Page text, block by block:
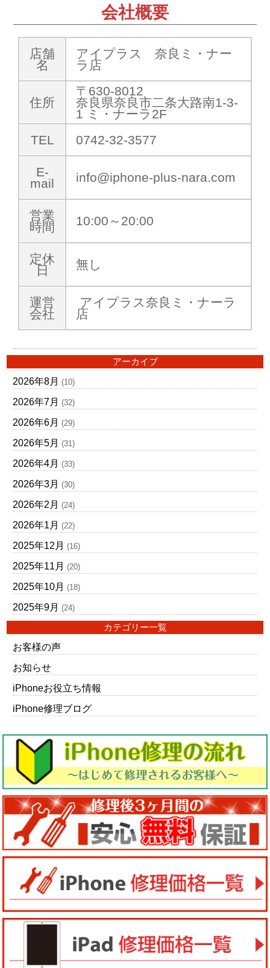
会社概要
店舗
名
アイプラス 奈良ミ・ナー
ラ店
住所
〒630-8012
奈良県奈良市二条大路南1-3-
1 ミ・ナーラ2F
TEL
0742-32-3577
E-
mail
info@iphone-plus-nara.com
営業
時間
10:00～20:00
定休
日
無し
運営
会社
アイプラス奈良ミ・ナーラ
店
アーカイブ
2026年8月 (10)
2026年7月 (32)
2026年6月 (29)
2026年5月 (31)
2026年4月 (33)
2026年3月 (30)
2026年2月 (24)
2026年1月 (22)
2025年12月 (16)
2025年11月 (20)
2025年10月 (18)
2025年9月 (24)
カテゴリー一覧
お客様の声
お知らせ
iPhoneお役立ち情報
iPhone修理ブログ